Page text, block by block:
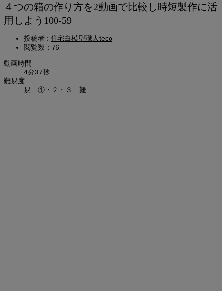
４つの箱の作り方を2動画で比較し時短製作に活
用しよう100-59
投稿者 : 住宅白模型職人teco
閲覧数：76
動画時間
4分37秒
難易度
易 ①・２・３ 難